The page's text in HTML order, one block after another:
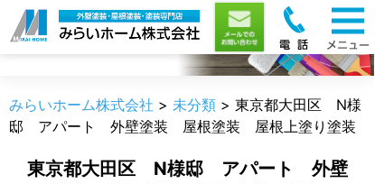
職人のうんちく
みらいホーム株式会社 > 未分類 > 東京都大田区 N様
邸 アパート 外壁塗装 屋根塗装 屋根上塗り塗装
東京都大田区 N様邸 アパート 外壁